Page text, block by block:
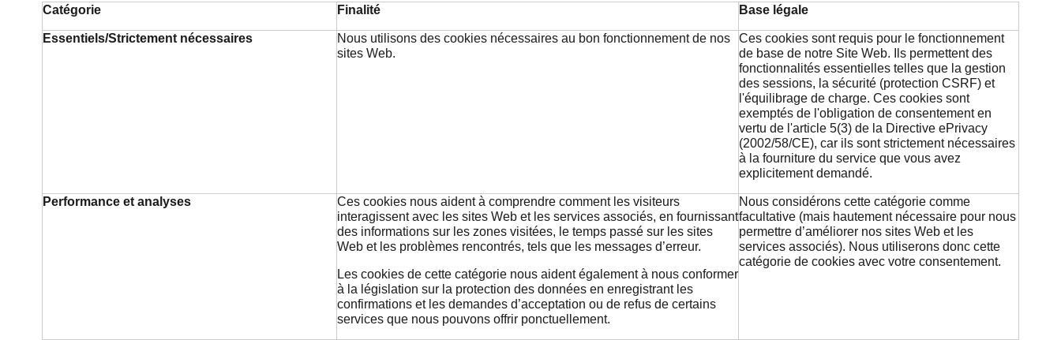
Catégorie Finalité Base légale
Essentiels/Strictement nécessaires
Nous utilisons des cookies nécessaires au bon fonctionnement de nos
sites Web.
Ces cookies sont requis pour le fonctionnement
de base de notre Site Web. Ils permettent des
fonctionnalités essentielles telles que la gestion
des sessions, la sécurité (protection CSRF) et
l'équilibrage de charge. Ces cookies sont
exemptés de l'obligation de consentement en
vertu de l'article 5(3) de la Directive ePrivacy
(2002/58/CE), car ils sont strictement nécessaires
à la fourniture du service que vous avez
explicitement demandé.
Performance et analyses
Ces cookies nous aident à comprendre comment les visiteurs
interagissent avec les sites Web et les services associés, en fournissant
des informations sur les zones visitées, le temps passé sur les sites
Web et les problèmes rencontrés, tels que les messages d’erreur.
Les cookies de cette catégorie nous aident également à nous conformer
à la législation sur la protection des données en enregistrant les
confirmations et les demandes d’acceptation ou de refus de certains
services que nous pouvons offrir ponctuellement.
Nous considérons cette catégorie comme
facultative (mais hautement nécessaire pour nous
permettre d’améliorer nos sites Web et les
services associés). Nous utiliserons donc cette
catégorie de cookies avec votre consentement.